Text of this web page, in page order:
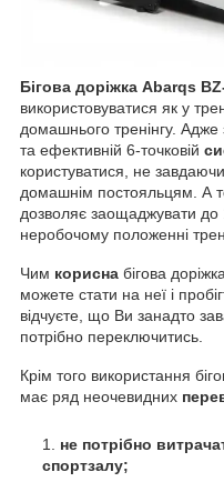
Бігова доріжка Abarqs
використовуватися як у
домашнього тренінгу. Адже
та ефективній 6-точковій
користуватися, не
домашнім постояльцям. А т
дозволяє заощаджувати до
неробочому положенні
Чим корисна бігова доріжка
можете стати на неї і
відчуєте, що Ви занадто
потрібно переключитись.
Крім того використання
має ряд неочевидних
не потрібно
спортзалу;